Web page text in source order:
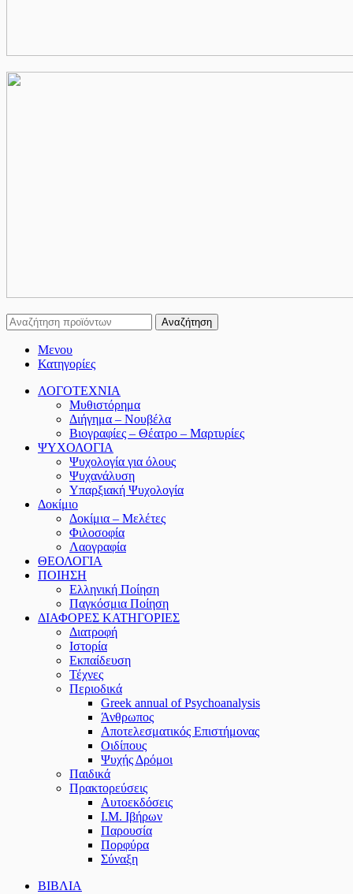
Αναζήτηση
Μενου
Κατηγορίες
ΛΟΓΟΤΕΧΝΙΑ
Μυθιστόρημα
Διήγημα – Νουβέλα
Βιογραφίες – Θέατρο – Μαρτυρίες
ΨΥΧΟΛΟΓΙΑ
Ψυχολογία για όλους
Ψυχανάλυση
Υπαρξιακή Ψυχολογία
Δοκίμιο
Δοκίμια – Μελέτες
Φιλοσοφία
Λαογραφία
ΘΕΟΛΟΓΙΑ
ΠΟΙΗΣΗ
Ελληνική Ποίηση
Παγκόσμια Ποίηση
ΔΙΑΦΟΡΕΣ ΚΑΤΗΓΟΡΙΕΣ
Διατροφή
Ιστορία
Εκπαίδευση
Τέχνες
Περιοδικά
Greek annual of Psychoanalysis
Άνθρωπος
Αποτελεσματικός Επιστήμονας
Οιδίπους
Ψυχής Δρόμοι
Παιδικά
Πρακτoρεύσεις
Αυτοεκδόσεις
Ι.Μ. Ιβήρων
Παρουσία
Πορφύρα
Σύναξη
ΒΙΒΛΙΑ